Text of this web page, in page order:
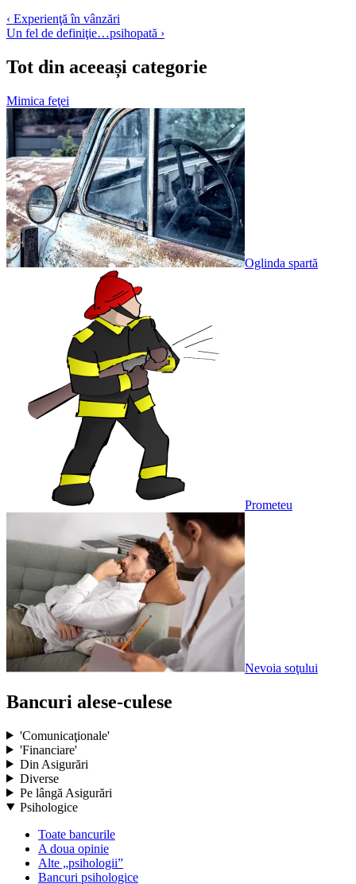
Navigare
în
articole
‹ Experienţă în vânzări
Un fel de definiţie…psihopată ›
Tot din aceeași categorie
Mimica feţei
Oglinda spartă
Prometeu
Nevoia soţului
Bancuri alese-culese
'Comunicaţionale'
'Financiare'
Din Asigurări
Diverse
Pe lângă Asigurări
Psihologice
Toate bancurile
A doua opinie
Alte „psihologii”
Bancuri psihologice